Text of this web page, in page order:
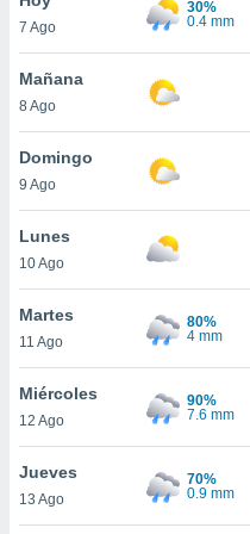
en
más
nuestra
de
cookies
aceptar
7 Ago
30%
0.4 mm
Mañana
8 Ago
Domingo
9 Ago
Lunes
10 Ago
Martes
11 Ago
80%
4 mm
Miércoles
12 Ago
90%
7.6 mm
Jueves
13 Ago
70%
0.9 mm